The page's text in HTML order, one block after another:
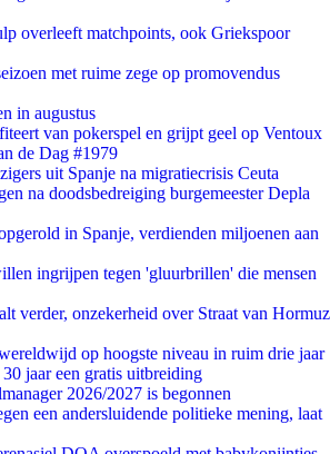
overleeft matchpoints, ook Griekspoor
met ruime zege op promovendus
in augustus
van pokerspel en grijpt geel op Ventoux
de Dag #1979
uit Spanje na migratiecrisis Ceuta
na doodsbedreiging burgemeester Depla
in Spanje, verdienden miljoenen aan
ingrijpen tegen 'gluurbrillen' die mensen
verder, onzekerheid over Straat van Hormuz
op hoogste niveau in ruim drie jaar
jaar een gratis uitbreiding
2026/2027 is begonnen
een andersluidende politieke mening, laat